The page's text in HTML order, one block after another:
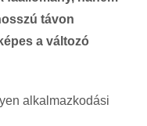
távon
a változó
alkalmazkodási